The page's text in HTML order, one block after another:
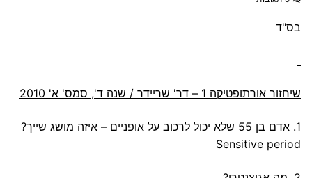
בס"ד
שיחזור אורתופטיקה 1 – דר' שריידר / שנה ד', סמס' א' 2010
1. אדם בן 55 שלא יכול לרכוב על אופניים – איזה מושג שייך?
Sensitive period